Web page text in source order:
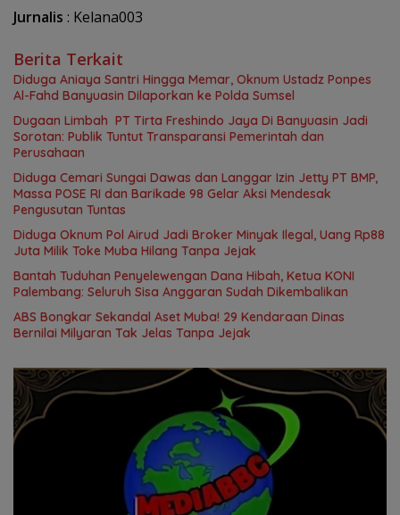
Jurnalis : Kelana003
Berita Terkait
Diduga Aniaya Santri Hingga Memar, Oknum Ustadz Ponpes
Al-Fahd Banyuasin Dilaporkan ke Polda Sumsel
Dugaan Limbah PT Tirta Freshindo Jaya Di Banyuasin Jadi
Sorotan: Publik Tuntut Transparansi Pemerintah dan
Perusahaan
Diduga Cemari Sungai Dawas dan Langgar Izin Jetty PT BMP,
Massa POSE RI dan Barikade 98 Gelar Aksi Mendesak
Pengusutan Tuntas
Diduga Oknum Pol Airud Jadi Broker Minyak Ilegal, Uang Rp88
Juta Milik Toke Muba Hilang Tanpa Jejak
Bantah Tuduhan Penyelewengan Dana Hibah, Ketua KONI
Palembang: Seluruh Sisa Anggaran Sudah Dikembalikan
ABS Bongkar Sekandal Aset Muba! 29 Kendaraan Dinas
Bernilai Milyaran Tak Jelas Tanpa Jejak